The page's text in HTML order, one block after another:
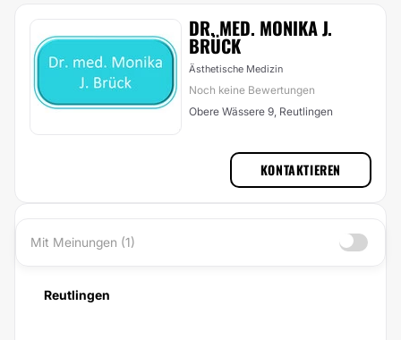
DR. MED. MONIKA J.
BRÜCK
Ästhetische Medizin
Noch keine Bewertungen
Obere Wässere 9, Reutlingen
KONTAKTIEREN
Mit Meinungen (1)
Reutlingen